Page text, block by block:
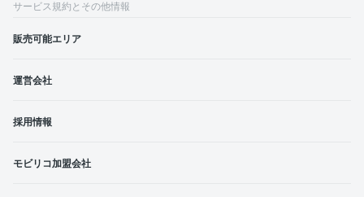
サービス規約とその他情報
販売可能エリア
運営会社
採用情報
モビリコ加盟会社